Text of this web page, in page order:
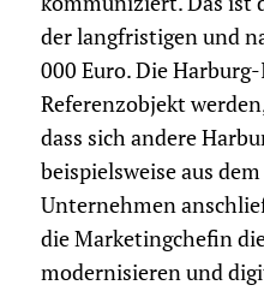
der langfristigen und
000 Euro. Die
Referenzobjekt
dass sich andere
beispielsweise aus
Unternehmen
die Marketingchefin
modernisieren und